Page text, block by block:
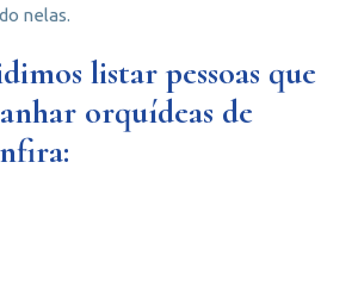
nelas.
listar pessoas que
orquídeas de